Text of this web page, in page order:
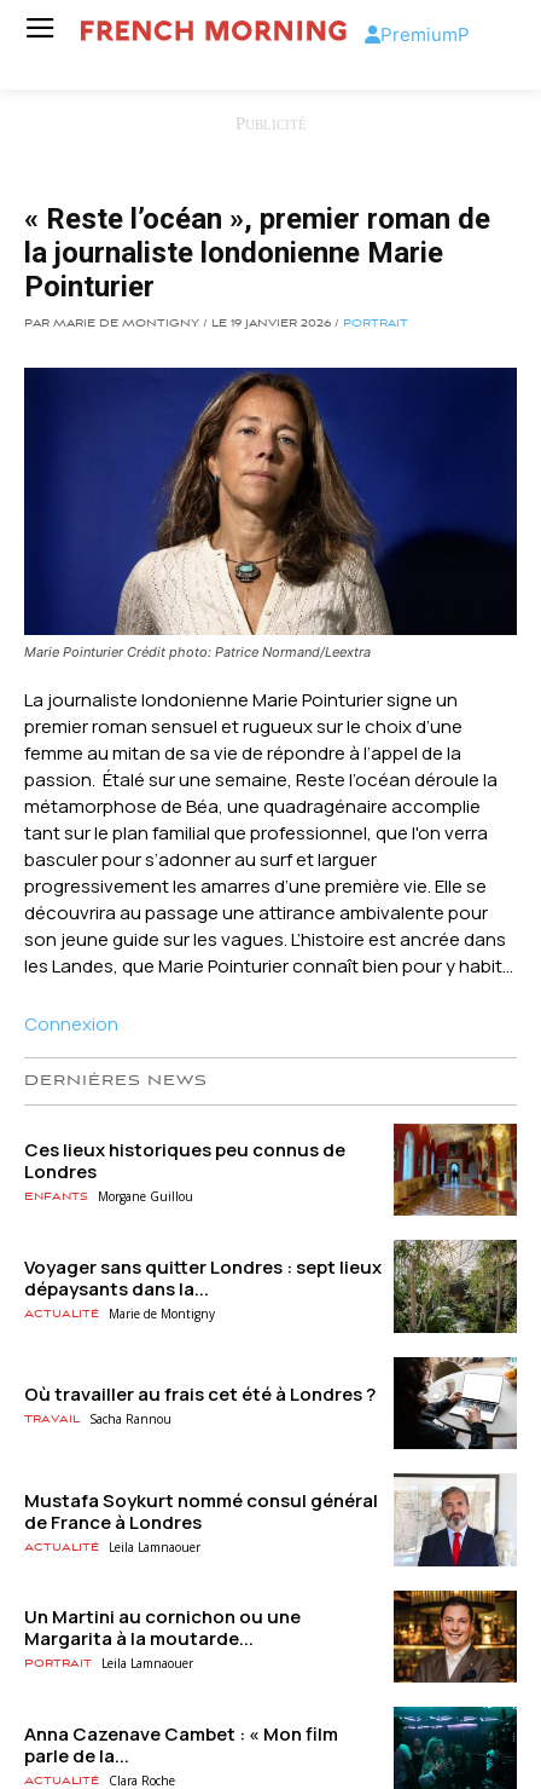
PremiumP
« Reste l’océan », premier roman de
la journaliste londonienne Marie
Pointurier
PAR MARIE DE MONTIGNY / LE 19 JANVIER 2026 / PORTRAIT
Marie Pointurier Crédit photo: Patrice Normand/Leextra
La journaliste londonienne Marie Pointurier signe un
premier roman sensuel et rugueux sur le choix d’une
femme au mitan de sa vie de répondre à l’appel de la
passion. Étalé sur une semaine, Reste l’océan déroule la
métamorphose de Béa, une quadragénaire accomplie
tant sur le plan familial que professionnel, que l'on verra
basculer pour s’adonner au surf et larguer
progressivement les amarres d’une première vie. Elle se
découvrira au passage une attirance ambivalente pour
son jeune guide sur les vagues. L’histoire est ancrée dans
les Landes, que Marie Pointurier connaît bien pour y habit...
Connexion
DERNIÈRES NEWS
Ces lieux historiques peu connus de
Londres
Enfants Morgane Guillou
Voyager sans quitter Londres : sept lieux
dépaysants dans la...
Actualité Marie de Montigny
Où travailler au frais cet été à Londres ?
Travail Sacha Rannou
Mustafa Soykurt nommé consul général
de France à Londres
Actualité Leila Lamnaouer
Un Martini au cornichon ou une
Margarita à la moutarde...
Portrait Leila Lamnaouer
Anna Cazenave Cambet : « Mon film
parle de la...
Actualité Clara Roche